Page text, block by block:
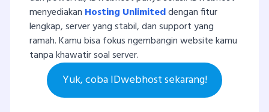
menyediakan Hosting Unlimiteddengan fitur
lengkap, server yang stabil, dan support yang
ramah. Kamu bisa fokus ngembangin website kamu
tanpa khawatir soal server.
Yuk, coba IDwebhost sekarang!